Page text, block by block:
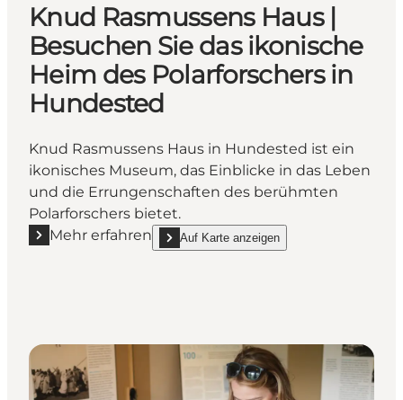
Knud Rasmussens Haus |
Besuchen Sie das ikonische
Heim des Polarforschers in
Hundested
Knud Rasmussens Haus in Hundested ist ein
ikonisches Museum, das Einblicke in das Leben
und die Errungenschaften des berühmten
Polarforschers bietet.
Mehr erfahren
Mehr erfahren "Knud Rasmussens Haus |
Auf Karte anzeigen
show Knud Rasmussens Haus | Besuchen